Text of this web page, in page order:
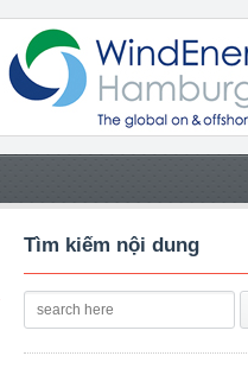
Tìm kiếm nội dung